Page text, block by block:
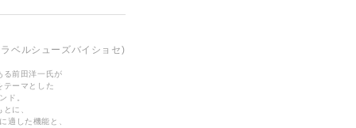
ベルシューズバイショセ)
る前田洋一氏が
テーマとした
ド。
に、
適した機能と、